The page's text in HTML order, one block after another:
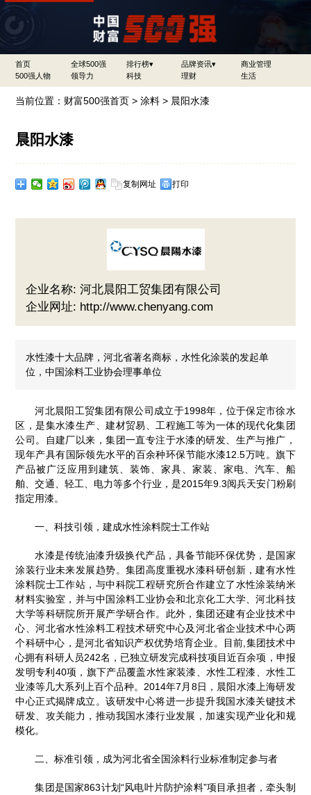
首页 全球500强 排行榜▾ 品牌资讯▾
商业管理
500强人物
领导力 科技 理财 生活
当前位置： 财富500强首页 >涂料 > 晨阳水漆
晨阳水漆
复制网址 打印
企业名称: 河北晨阳工贸集团有限公司
企业网址: http://www.chenyang.com
水性漆十大品牌，河北省著名商标，水性化涂装的发起单
位，中国涂料工业协会理事单位
河北晨阳工贸集团有限公司成立于1998年，位于保定市徐水
区，是集水漆生产、建材贸易、工程施工等为一体的现代化集团
公司。自建厂以来，集团一直专注于水漆的研发、生产与推广，
现年产具有国际领先水平的百余种环保节能水漆12.5万吨。旗下
产品被广泛应用到建筑、装饰、家具、家装、家电、汽车、船
舶、交通、轻工、电力等多个行业，是2015年9.3阅兵天安门粉刷
指定用漆。
一、科技引领，建成水性涂料院士工作站
水漆是传统油漆升级换代产品，具备节能环保优势，是国家
涂装行业未来发展趋势。集团高度重视水漆科研创新，建有水性
涂料院士工作站，与中科院工程研究所合作建立了水性涂装纳米
材料实验室，并与中国涂料工业协会和北京化工大学、河北科技
大学等科研院所开展产学研合作。此外，集团还建有企业技术中
心、河北省水性涂料工程技术研究中心及河北省企业技术中心两
个科研中心，是河北省知识产权优势培育企业。目前,集团技术中
心拥有科研人员242名，已独立研发完成科技项目近百余项，申报
发明专利40项，旗下产品覆盖水性家装漆、水性工程漆、水性工
业漆等几大系列上百个品种。2014年7月8日，晨阳水漆上海研发
中心正式揭牌成立。该研发中心将进一步提升我国水漆关键技术
研发、攻关能力，推动我国水漆行业发展，加速实现产业化和规
模化。
二、标准引领，成为河北省全国涂料行业标准制定参与者
集团是国家863计划“风电叶片防护涂料”项目承担者，牵头制